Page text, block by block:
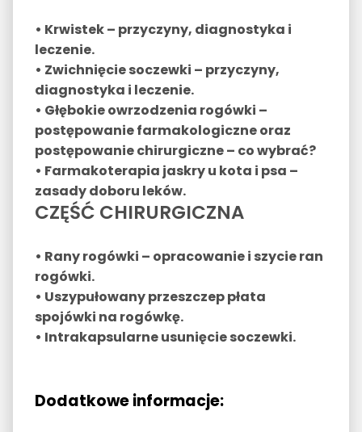
• Krwistek – przyczyny, diagnostyka i
leczenie.
• Zwichnięcie soczewki – przyczyny,
diagnostyka i leczenie.
• Głębokie owrzodzenia rogówki –
postępowanie farmakologiczne oraz
postępowanie chirurgiczne – co wybrać?
• Farmakoterapia jaskry u kota i psa –
zasady doboru leków.
CZĘŚĆ CHIRURGICZNA
• Rany rogówki – opracowanie i szycie ran
rogówki.
• Uszypułowany przeszczep płata
spojówki na rogówkę.
• Intrakapsularne usunięcie soczewki.
Dodatkowe informacje: